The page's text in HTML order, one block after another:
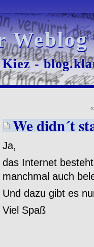
-
-
We didn´t
Ja,
das Internet
manchmal auch
Und dazu gibt es
Viel Spaß